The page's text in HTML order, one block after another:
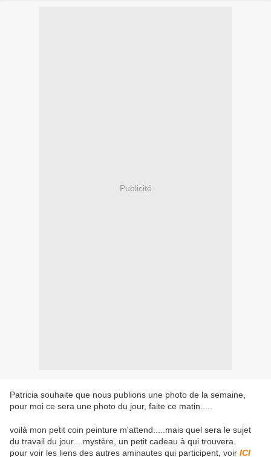
Publicité
Patricia souhaite que nous publions une photo de la semaine,
pour moi ce sera une photo du jour, faite ce matin.....
voilà mon petit coin peinture m'attend.....mais quel sera le sujet
du travail du jour....mystère, un petit cadeau à qui trouvera.
pour voir les liens des autres aminautes qui participent, voir ICI